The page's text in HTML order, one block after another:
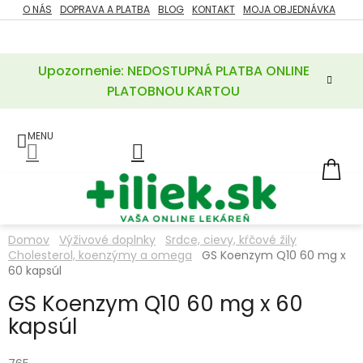
Prejsť
na
Upozornenie: NEDOSTUPNÁ PLATBA ONLINE
PLATOBNOU KARTOU
O NÁS DOPRAVA A PLATBA BLOG KONTAKT MOJA OBJEDNÁVKA
ZĽAVY
POTREBY
A
LIEKY
VITAMÍNY
A
MINERÁLY
KOZMETIKA
Domov Výživové doplnky
Srdce, cievy, kŕčové žily
Cholesterol, koenzýmy a omega
GS Koenzym Q10 60 mg x
60 kapsúl
GS Koenzym Q10 60 mg x 60
kapsúl